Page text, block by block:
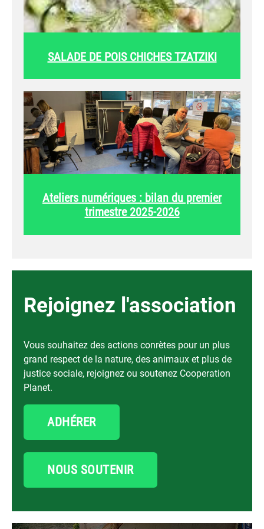
SALADE DE POIS CHICHES TZATZIKI
Ateliers numériques : bilan du premier
trimestre 2025-2026
Rejoignez l'association
Vous souhaitez des actions conrètes pour un plus
grand respect de la nature, des animaux et plus de
justice sociale, rejoignez ou soutenez Cooperation
Planet.
ADHÉRER
NOUS SOUTENIR